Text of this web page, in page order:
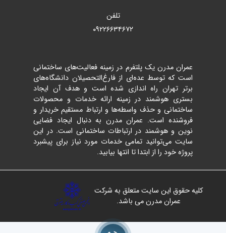
تلفن
۰۹۲۲۶۶۳۴۶۷۲
عمران مدرن یک پلتفرم در زمینه فعالیت‌های ساختمانی
است که توسط عده‌ای از فارغ‌التحصیلان دانشگاه‌های
برتر تهران راه اندازی شده است و هدف آن ایجاد
بستری هوشمند در زمینه ارائه خدمات و محصولات
ساختمانی و حذف واسطه‌ها و ارتباط مستقیم خریدار و
فروشنده است. عمران مدرن به دنبال ایجاد فضایی
نوین و هوشمند در ارتباطات ساختمانی است. در این
سایت می‌توانید تمامی خدمات مورد نیاز برای پیشبرد
پروژه خود را از ابتدا تا انتها بیابید.
کلیه حقوق این سایت متعلق به شرکت
عمران مدرن می باشد.